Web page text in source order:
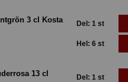
3 cl Kosta
Del: 1 st
Hel: 6 st
13 cl
Del: 1 st